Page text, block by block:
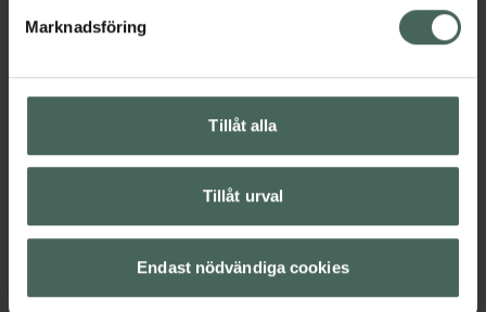
Marknadsföring
Tillåt alla
Tillåt urval
Endast nödvändiga cookies
Handla tryggt
Leverans, betalning och retur
Kundklubb
Sajtens tillgänglighet
Köpvillkor